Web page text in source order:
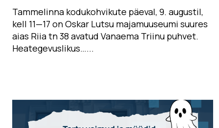
Tammelinna kodukohvikute päeval, 9. augustil,
kell 11­—17 on Oskar Lutsu majamuuseumi suures
aias Riia tn 38 avatud Vanaema Triinu puhvet.
Heategevuslikus…...